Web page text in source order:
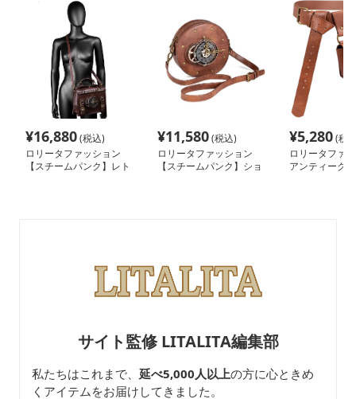
¥16,880(税込)
ロリータファッション
【スチームパンク】レト
¥11,580(税込)
ロリータファッション
【スチームパンク】ショ
¥5,280(税
ロリータファ
アンティーク
サイト監修 LITALITA編集部
私たちはこれまで、 延べ5,000人以上の方に心ときめ
くアイテムをお届けしてきました。